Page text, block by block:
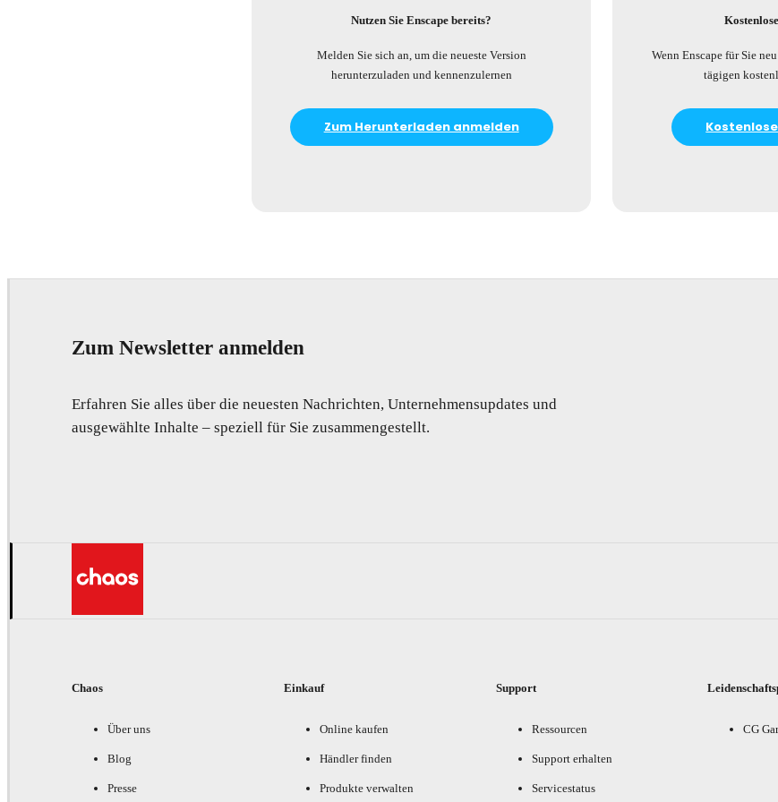
Nutzen Sie Enscape bereits?
Melden Sie sich an, um die neueste Version
herunterzuladen und kennenzulernen
Zum Herunterladen anmelden
Wenn Enscape für Sie
tägigen
Zum Newsletter anmelden
Erfahren Sie alles über die neuesten Nachrichten, Unternehmensupdates und
ausgewählte Inhalte – speziell für Sie zusammengestellt.
Chaos
Über uns
Blog
Presse
Einkauf
Online kaufen
Händler finden
Produkte verwalten
Support
Ressourcen
Support erhalten
Servicestatus
CG